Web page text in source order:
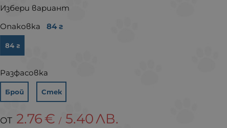
Избери вариант
Опаковка
84 г
84 г
Разфасовка
Брой Стек
2.76€ / 5.40ЛВ.